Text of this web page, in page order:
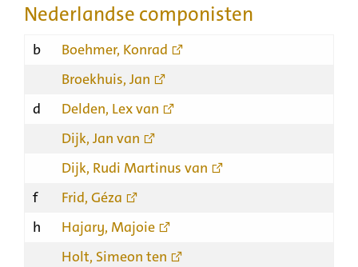
Nederlandse componisten
b
Boehmer, Konrad
Broekhuis, Jan
d
Delden, Lex van
Dijk, Jan van
Dijk, Rudi Martinus van
f
Frid, Géza
h
Hajary, Majoie
Holt, Simeon ten